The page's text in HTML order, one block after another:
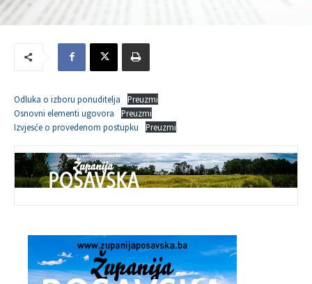
Odluka o izboru ponuditelja
Preuzmi
Osnovni elementi ugovora
Preuzmi
Izvjesće o provedenom postupku
Preuzmi